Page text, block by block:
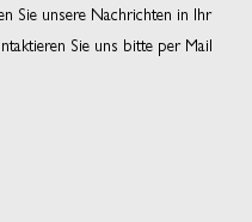
Sie unsere Nachrichten in Ihr
Sie uns bitte per Mail